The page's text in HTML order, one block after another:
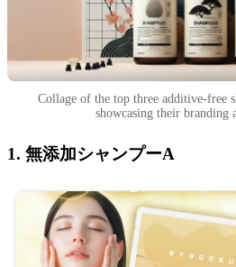
Collage of the top three additive-free
showcasing their branding
1. 無添加シャンプーA